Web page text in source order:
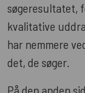
søgeresultatet,
kvalitative
har nemmere
det, de søger.
På den anden